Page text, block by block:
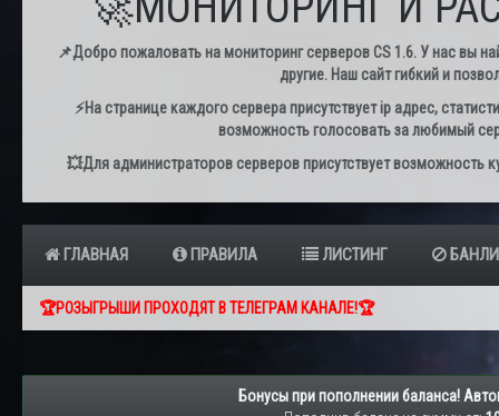
📌Добро пожаловать на мониторинг серверов CS 1.6. У нас вы
другие. Наш сайт гибкий и
⚡️На странице каждого сервера присутствует ip адрес,
возможность голосовать за любимый
💥Для администраторов серверов присутствует возможность
ГЛАВНАЯ ПРАВИЛА ЛИСТИНГ
🏆РОЗЫГРЫШИ ПРОХОДЯТ В ТЕЛЕГРАМ КАНАЛЕ!🏆
Бонусы при пополнении баланса!